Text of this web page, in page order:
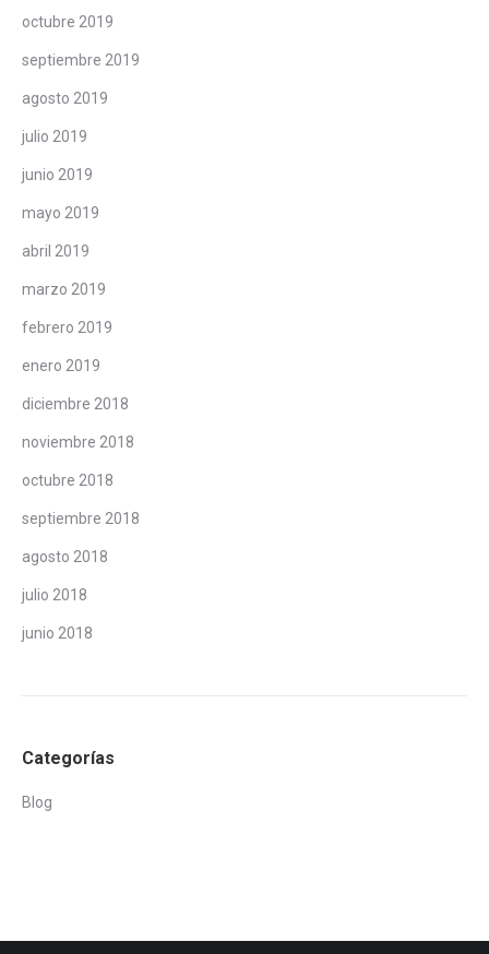
octubre 2019
septiembre 2019
agosto 2019
julio 2019
junio 2019
mayo 2019
abril 2019
marzo 2019
febrero 2019
enero 2019
diciembre 2018
noviembre 2018
octubre 2018
septiembre 2018
agosto 2018
julio 2018
junio 2018
Categorías
Blog